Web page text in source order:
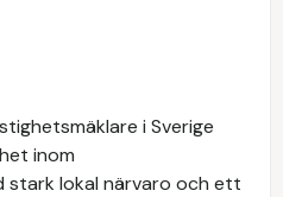
i Sverige
inom
stark lokal närvaro och ett